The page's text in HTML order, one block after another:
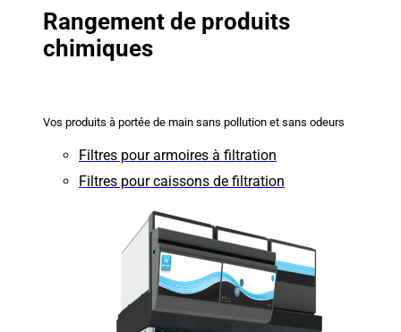
Rangement de produits
chimiques
Vos produits à portée de main sans pollution et sans odeurs
Filtres pour armoires à filtration
Filtres pour caissons de filtration